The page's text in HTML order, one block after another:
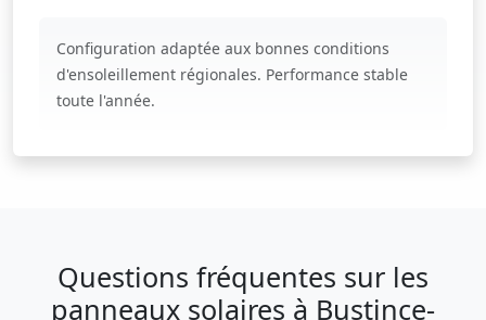
Configuration adaptée aux bonnes conditions
d'ensoleillement régionales. Performance stable
toute l'année.
Questions fréquentes sur les
panneaux solaires à Bustince-